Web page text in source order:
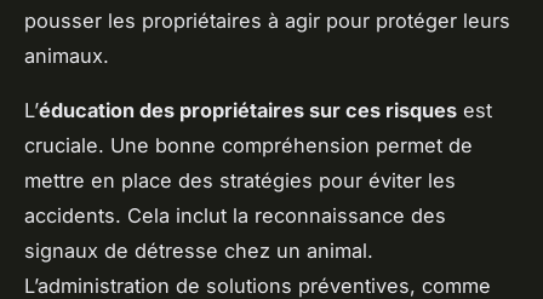
pousser les propriétaires à agir pour protéger leurs
animaux.
L’éducation des propriétaires sur ces risques est
cruciale. Une bonne compréhension permet de
mettre en place des stratégies pour éviter les
accidents. Cela inclut la reconnaissance des
signaux de détresse chez un animal.
L’administration de solutions préventives, comme